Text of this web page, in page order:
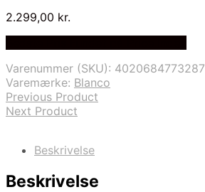
2.299,00 kr.
Varenummer (SKU): 4020684773287
Varemærke: Blanco
Previous Product
Next Product
Beskrivelse
Beskrivelse